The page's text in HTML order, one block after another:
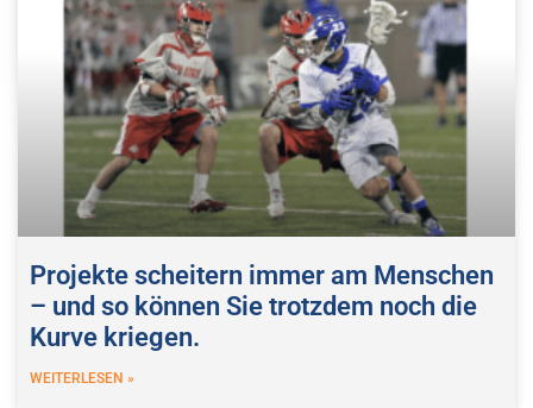
Projekte scheitern immer am Menschen
– und so können Sie trotzdem noch die
Kurve kriegen.
WEITERLESEN »